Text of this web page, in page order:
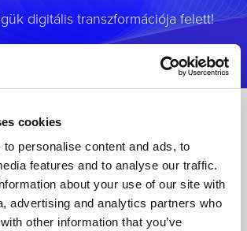
cookies
personalise content and ads, to
features and to analyse our traffic.
about your use of our site with
advertising and analytics partners who
other information that you’ve
digitális transzformációja felett!